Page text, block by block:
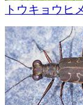
トウキョウヒ